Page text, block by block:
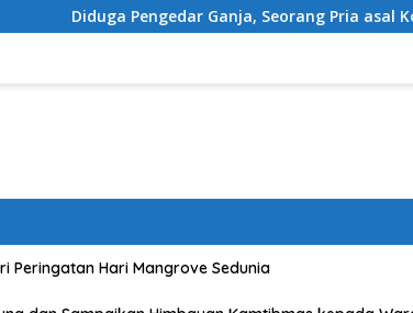
Ganja, Seorang Pria asal Kota Mataram
Peringatan Hari Mangrove Sedunia